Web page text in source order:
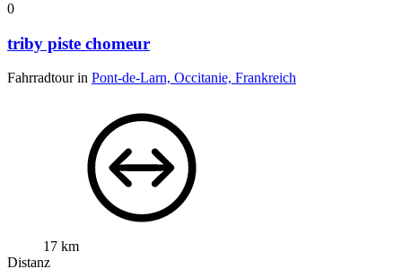
0
triby piste chomeur
Fahrradtour in Pont-de-Larn, Occitanie, Frankreich
17 km
Distanz